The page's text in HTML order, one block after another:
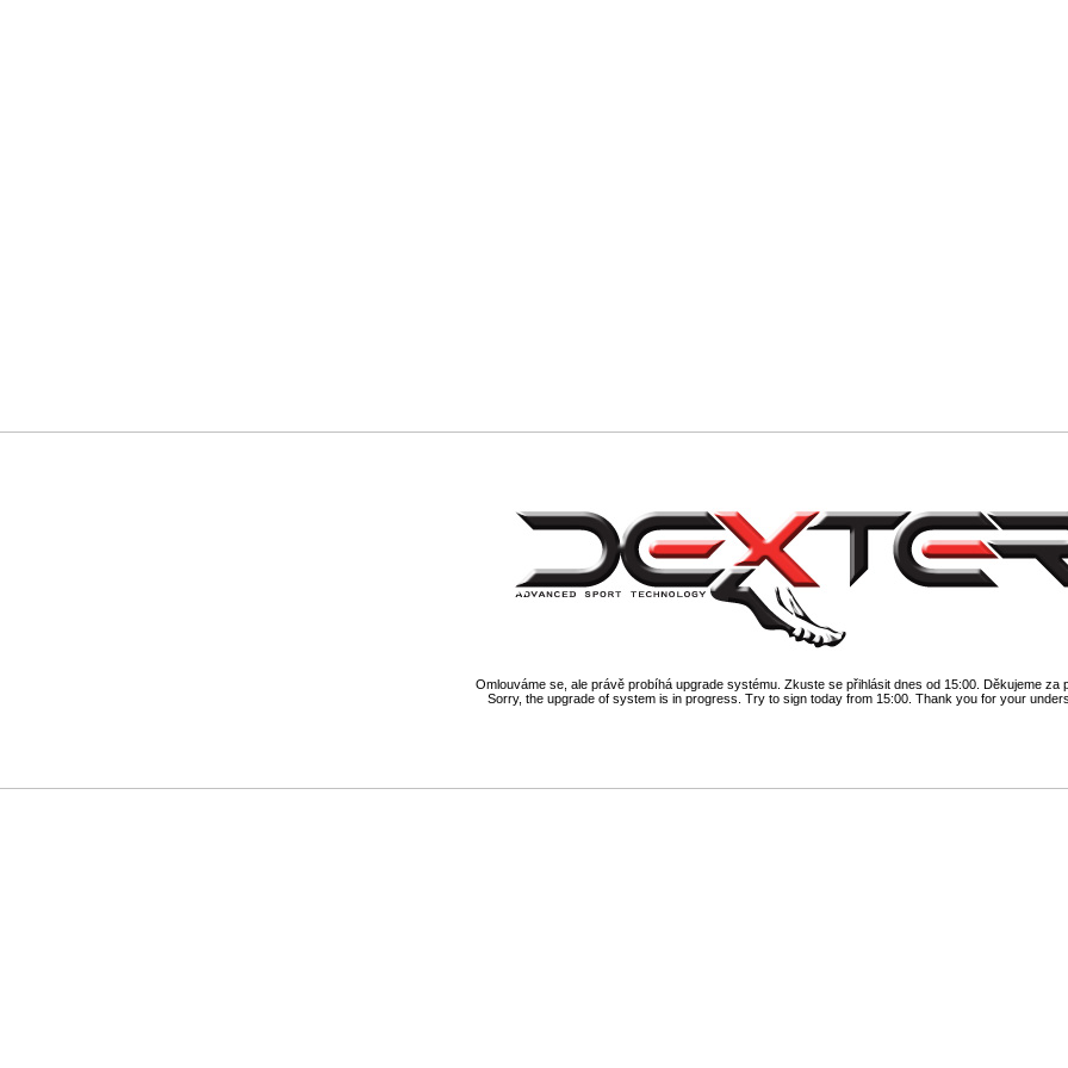
Omlouváme se, ale právě probíhá upgrade systému. Zkuste se přihlásit dnes od 15:00. Děkujeme za
Sorry, the upgrade of system is in progress. Try to sign today from 15:00. Thank you for your